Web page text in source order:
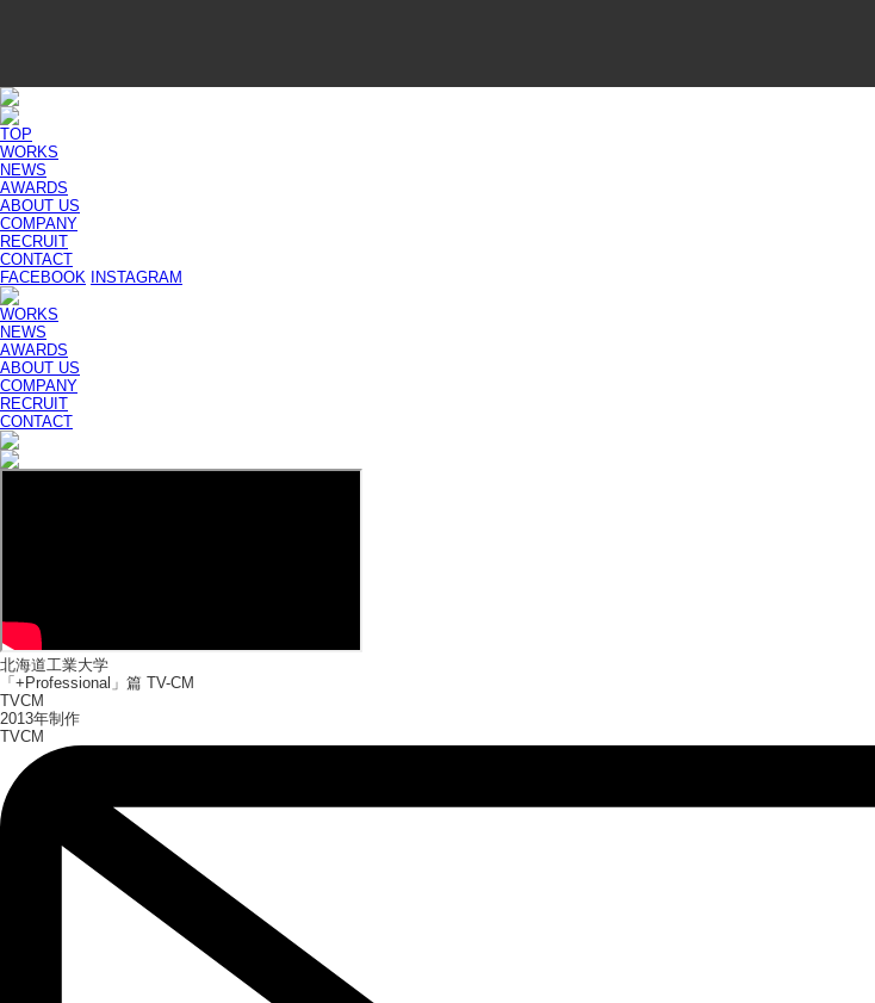
TOP
WORKS
NEWS
AWARDS
ABOUT US
COMPANY
RECRUIT
CONTACT
FACEBOOK INSTAGRAM
WORKS
NEWS
AWARDS
ABOUT US
COMPANY
RECRUIT
CONTACT
北海道工業大学
「+Professional」篇 TV-CM
TVCM
2013年制作
TVCM